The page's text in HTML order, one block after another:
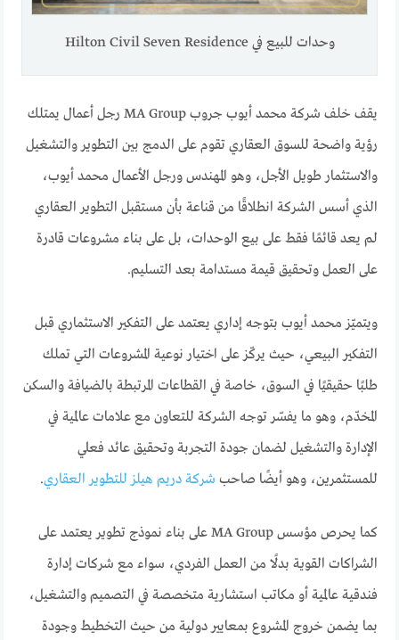
وحدات للبيع في Hilton Civil Seven Residence
يقف خلف شركة محمد أيوب جروب MA Group رجل أعمال يمتلك
رؤية واضحة للسوق العقاري تقوم على الدمج بين التطوير والتشغيل
والاستثمار طويل الأجل، وهو المهندس ورجل الأعمال محمد أيوب،
الذي أسس الشركة انطلاقًا من قناعة بأن مستقبل التطوير العقاري
لم يعد قائمًا فقط على بيع الوحدات، بل على بناء مشروعات قادرة
على العمل وتحقيق قيمة مستدامة بعد التسليم.
ويتميّز محمد أيوب بتوجه إداري يعتمد على التفكير الاستثماري قبل
التفكير البيعي، حيث يركّز على اختيار نوعية المشروعات التي تملك
طلبًا حقيقيًا في السوق، خاصة في القطاعات المرتبطة بالضيافة والسكن
المخدّم، وهو ما يفسّر توجه الشركة للتعاون مع علامات عالمية في
الإدارة والتشغيل لضمان جودة التجربة وتحقيق عائد فعلي
للمستثمرين، وهو أيضًا صاحب شركة دريم هيلز للتطوير العقاري.
كما يحرص مؤسس MA Group على بناء نموذج تطوير يعتمد على
الشراكات القوية بدلًا من العمل الفردي، سواء مع شركات إدارة
فندقية عالمية أو مكاتب استشارية متخصصة في التصميم والتشغيل،
بما يضمن خروج المشروع بمعايير دولية من حيث التخطيط وجودة